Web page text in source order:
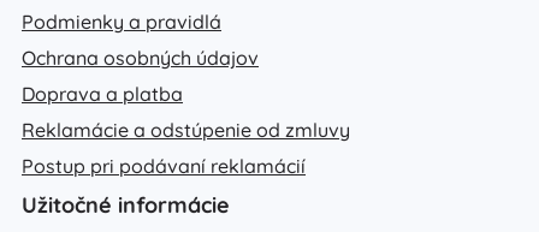
Podmienky a pravidlá
Ochrana osobných údajov
Doprava a platba
Reklamácie a odstúpenie od zmluvy
Postup pri podávaní reklamácií
Užitočné informácie